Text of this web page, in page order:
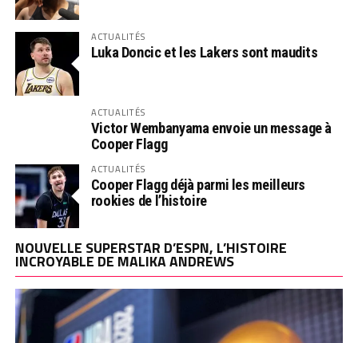
ACTUALITÉS
Luka Doncic et les Lakers sont maudits
ACTUALITÉS
Victor Wembanyama envoie un message à
Cooper Flagg
ACTUALITÉS
Cooper Flagg déjà parmi les meilleurs
rookies de l’histoire
NOUVELLE SUPERSTAR D’ESPN, L’HISTOIRE
INCROYABLE DE MALIKA ANDREWS